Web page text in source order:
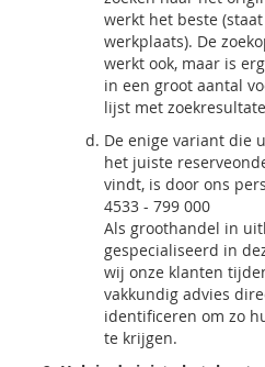
werkt het beste
werkplaats). De
werkt ook, maar is
in een groot aantal
lijst met
De enige variant die
het juiste
vindt, is door ons
4533 - 799 000
Als groothandel in
gespecialiseerd in
wij onze klanten
vakkundig advies
identificeren om zo
te krijgen.